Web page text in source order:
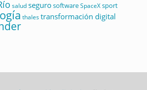
saludsegurosoftwareSpaceXsport
thalestransformación digital